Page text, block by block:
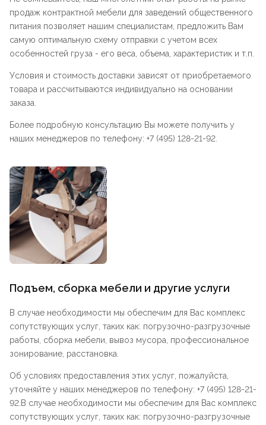
продаж контрактной мебели для заведений общественного
питания позволяет нашим специалистам, предложить Вам
самую оптимальную схему отправки с учетом всех
особенностей груза - его веса, объема, характеристик и т.п.
Условия и стоимость доставки зависят от приобретаемого
товара и рассчитываются индивидуально на основании
заказа.
Более подробную консультацию Вы можете получить у
наших менеджеров по телефону: +7 (495) 128-21-92.
Подъем, сборка мебели и другие услуги
В случае необходимости мы обеспечим для Вас комплекс
сопутствующих услуг, таких как: погрузочно-разгрузочные
работы, сборка мебели, вывоз мусора, профессиональное
зонирование, расстановка.
Об условиях предоставления этих услуг, пожалуйста,
уточняйте у наших менеджеров по телефону: +7 (495) 128-21-
92.В случае необходимости мы обеспечим для Вас комплекс
сопутствующих услуг, таких как: погрузочно-разгрузочные